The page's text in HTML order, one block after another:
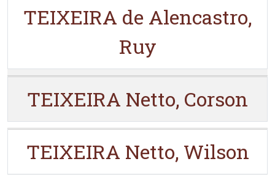
TEIXEIRA de Alencastro,
Ruy
TEIXEIRA Netto, Corson
TEIXEIRA Netto, Wilson